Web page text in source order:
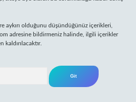
aykırı olduğunu düşündüğünüz içerikleri,
adresine bildirmeniz halinde, ilgili içerikler
kaldırılacaktır.